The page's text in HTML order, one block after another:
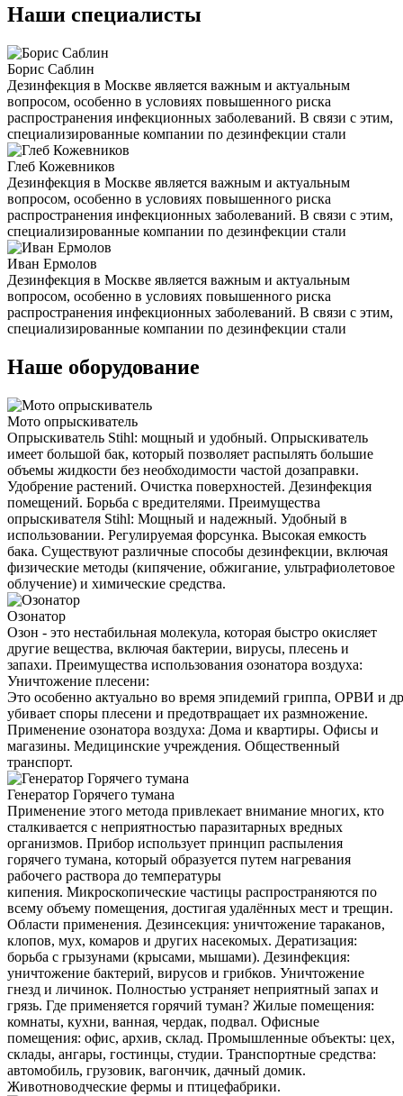
Наши специалисты
Борис Саблин
Дезинфекция в Москве является важным и актуальным
вопросом, особенно в условиях повышенного риска
распространения инфекционных заболеваний. В связи с этим,
специализированные компании по дезинфекции стали
Глеб Кожевников
Дезинфекция в Москве является важным и актуальным
вопросом, особенно в условиях повышенного риска
распространения инфекционных заболеваний. В связи с этим,
специализированные компании по дезинфекции стали
Иван Ермолов
Дезинфекция в Москве является важным и актуальным
вопросом, особенно в условиях повышенного риска
распространения инфекционных заболеваний. В связи с этим,
специализированные компании по дезинфекции стали
Наше оборудование
Мото опрыскиватель
Опрыскиватель Stihl: мощный и удобный. Опрыскиватель
имеет большой бак, который позволяет распылять большие
объемы жидкости без необходимости частой дозаправки.
Удобрение растений. Очистка поверхностей. Дезинфекция
помещений. Борьба с вредителями. Преимущества
опрыскивателя Stihl: Мощный и надежный. Удобный в
использовании. Регулируемая форсунка. Высокая емкость
бака. Существуют различные способы дезинфекции, включая
физические методы (кипячение, обжигание, ультрафиолетовое
облучение) и химические средства.
Озонатор
Озон - это нестабильная молекула, которая быстро окисляет
другие вещества, включая бактерии, вирусы, плесень и
запахи. Преимущества использования озонатора воздуха:
Уничтожение плесени:
Это особенно актуально во время эпидемий гриппа, ОРВИ и
убивает споры плесени и предотвращает их размножение.
Применение озонатора воздуха: Дома и квартиры. Офисы и
магазины. Медицинские учреждения. Общественный
транспорт.
Генератор Горячего тумана
Применение этого метода привлекает внимание многих, кто
сталкивается с неприятностью паразитарных вредных
организмов. Прибор использует принцип распыления
горячего тумана, который образуется путем нагревания
рабочего раствора до температуры
кипения. Микроскопические частицы распространяются по
всему объему помещения, достигая удалённых мест и трещин.
Области применения. Дезинсекция: уничтожение тараканов,
клопов, мух, комаров и других насекомых. Дератизация:
борьба с грызунами (крысами, мышами). Дезинфекция:
уничтожение бактерий, вирусов и грибков. Уничтожение
гнезд и личинок. Полностью устраняет неприятный запах и
грязь. Где применяется горячий туман? Жилые помещения:
комнаты, кухни, ванная, чердак, подвал. Офисные
помещения: офис, архив, склад. Промышленные объекты: цех,
склады, ангары, гостинцы, студии. Транспортные средства:
автомобиль, грузовик, вагончик, дачный домик.
Животноводческие фермы и птицефабрики.